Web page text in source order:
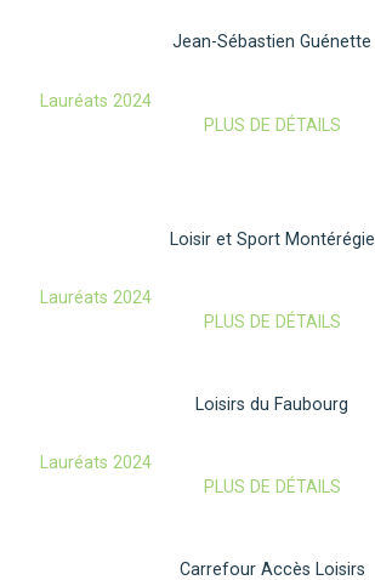
Jean-Sébastien Guénette
Lauréats 2024
PLUS DE DÉTAILS
Loisir et Sport Montérégie
Lauréats 2024
PLUS DE DÉTAILS
Loisirs du Faubourg
Lauréats 2024
PLUS DE DÉTAILS
Carrefour Accès Loisirs